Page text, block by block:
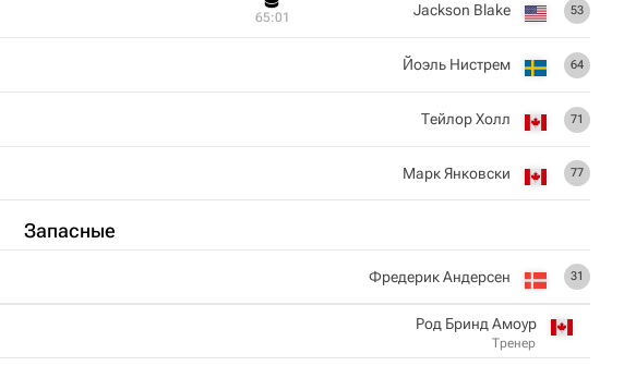
Запасные
53
Jackson Blake
65:01
64
Йоэль Нистрем
71
Тейлор Холл
77
Марк Янковски
31
Фредерик Андерсен
Род Бринд Амоур
Тренер